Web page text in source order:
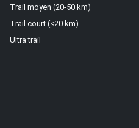
Trail moyen (20-50 km)
Trail court (<20 km)
Ultra trail